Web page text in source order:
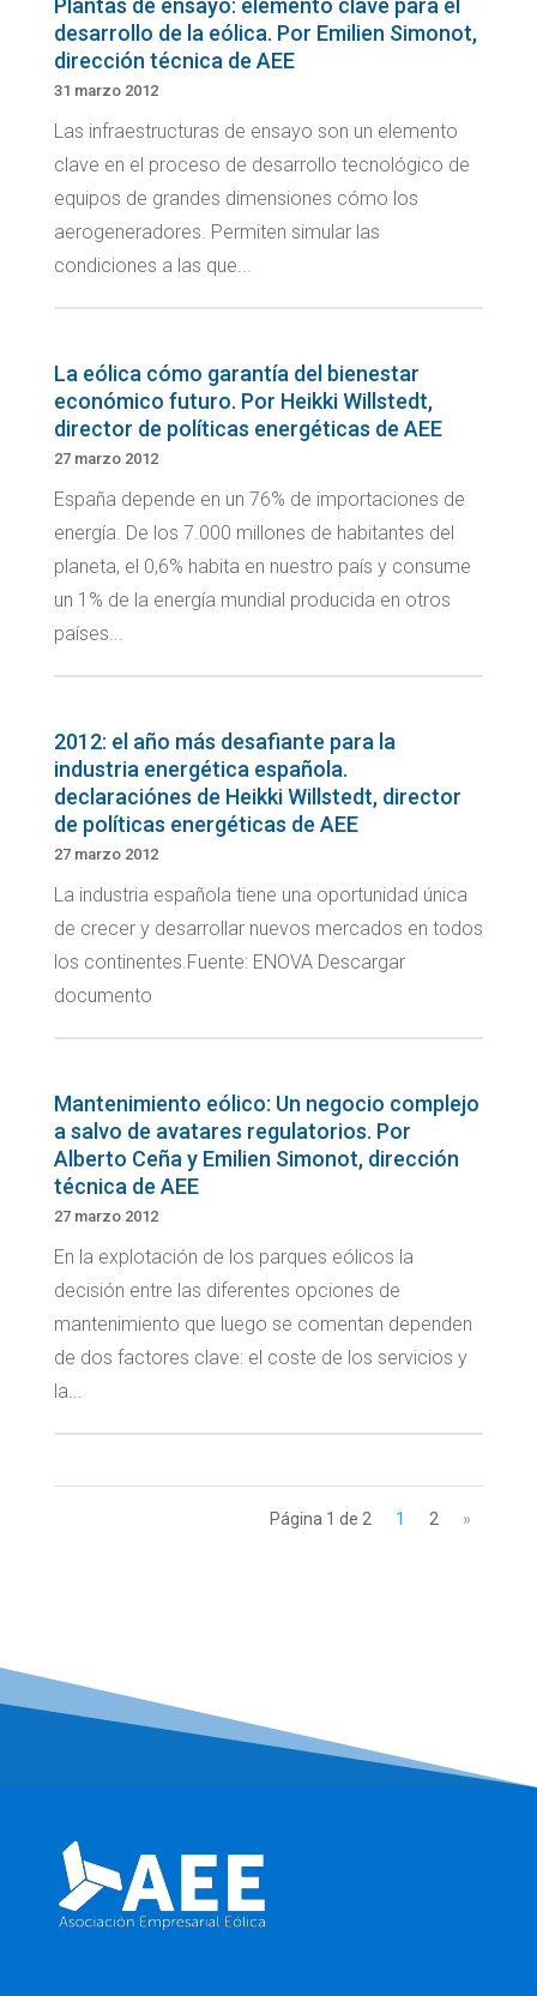
Plantas de ensayo: elemento clave para el
desarrollo de la eólica. Por Emilien Simonot,
dirección técnica de AEE
31 marzo 2012
Las infraestructuras de ensayo son un elemento
clave en el proceso de desarrollo tecnológico de
equipos de grandes dimensiones cómo los
aerogeneradores. Permiten simular las
condiciones a las que...
La eólica cómo garantía del bienestar
económico futuro. Por Heikki Willstedt,
director de políticas energéticas de AEE
27 marzo 2012
España depende en un 76% de importaciones de
energía. De los 7.000 millones de habitantes del
planeta, el 0,6% habita en nuestro país y consume
un 1% de la energía mundial producida en otros
países...
2012: el año más desafiante para la
industria energética española.
declaraciónes de Heikki Willstedt, director
de políticas energéticas de AEE
27 marzo 2012
La industria española tiene una oportunidad única
de crecer y desarrollar nuevos mercados en todos
los continentes.Fuente: ENOVA Descargar
documento
Mantenimiento eólico: Un negocio complejo
a salvo de avatares regulatorios. Por
Alberto Ceña y Emilien Simonot, dirección
técnica de AEE
27 marzo 2012
En la explotación de los parques eólicos la
decisión entre las diferentes opciones de
mantenimiento que luego se comentan dependen
de dos factores clave: el coste de los servicios y
la...
Página 1 de 2 1 2 »